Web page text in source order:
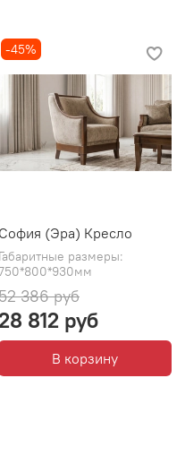
спинки:
материал
до 110 кг
до 110 кг
(Тик-Так)
ППУ караваджо
на диване и по 1
-45%
София (Эра) Кресло
Габаритные размеры:
386 руб
812 руб
В корзину